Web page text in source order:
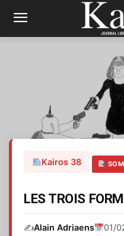
Kairos 38
LES TROIS
✍️Alain Adriaens 01/